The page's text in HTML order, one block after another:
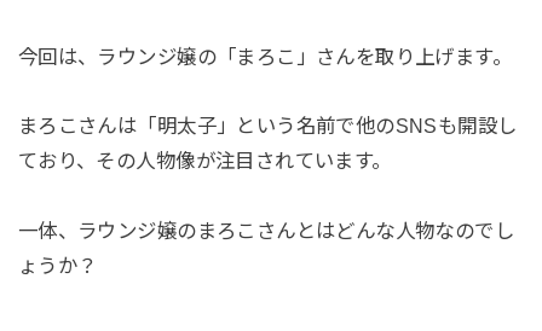
今回は、ラウンジ嬢の「まろこ」さんを取り上げます。
まろこさんは「明太子」という名前で他のSNSも開設し
ており、その人物像が注目されています。
一体、ラウンジ嬢のまろこさんとはどんな人物なのでし
ょうか？